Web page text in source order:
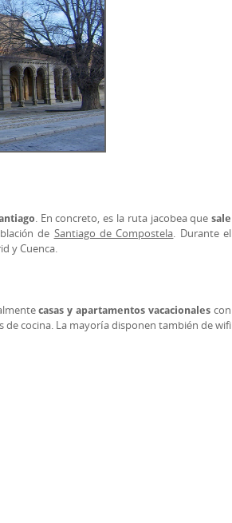
. En concreto, es la ruta jacobea quesale
de Santiago de Compostela. Durante el
y Cuenca.
casas y apartamentos vacacionales con
cocina. La mayoría disponen también de wifi